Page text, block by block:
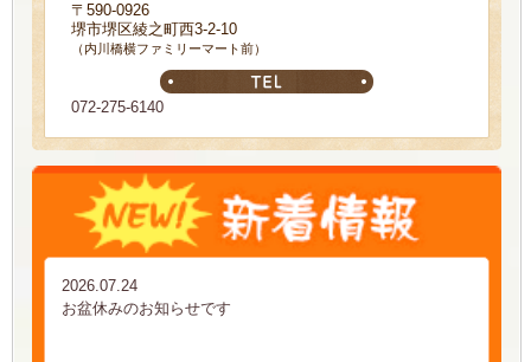
〒590-0926
堺市堺区綾之町西3-2-10
（内川橋横ファミリーマート前）
072-275-6140
2026.07.24
お盆休みのお知らせです